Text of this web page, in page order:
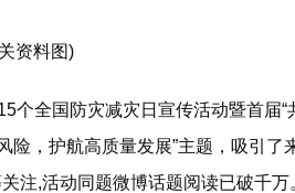
资料图)
个全国防灾减灾日宣传活动暨首届“
险，护航高质量发展”主题，吸引了
注,活动同题微博话题阅读已破千万